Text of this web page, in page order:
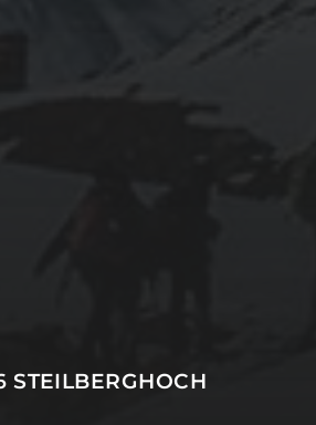
STEILBERGHOCH